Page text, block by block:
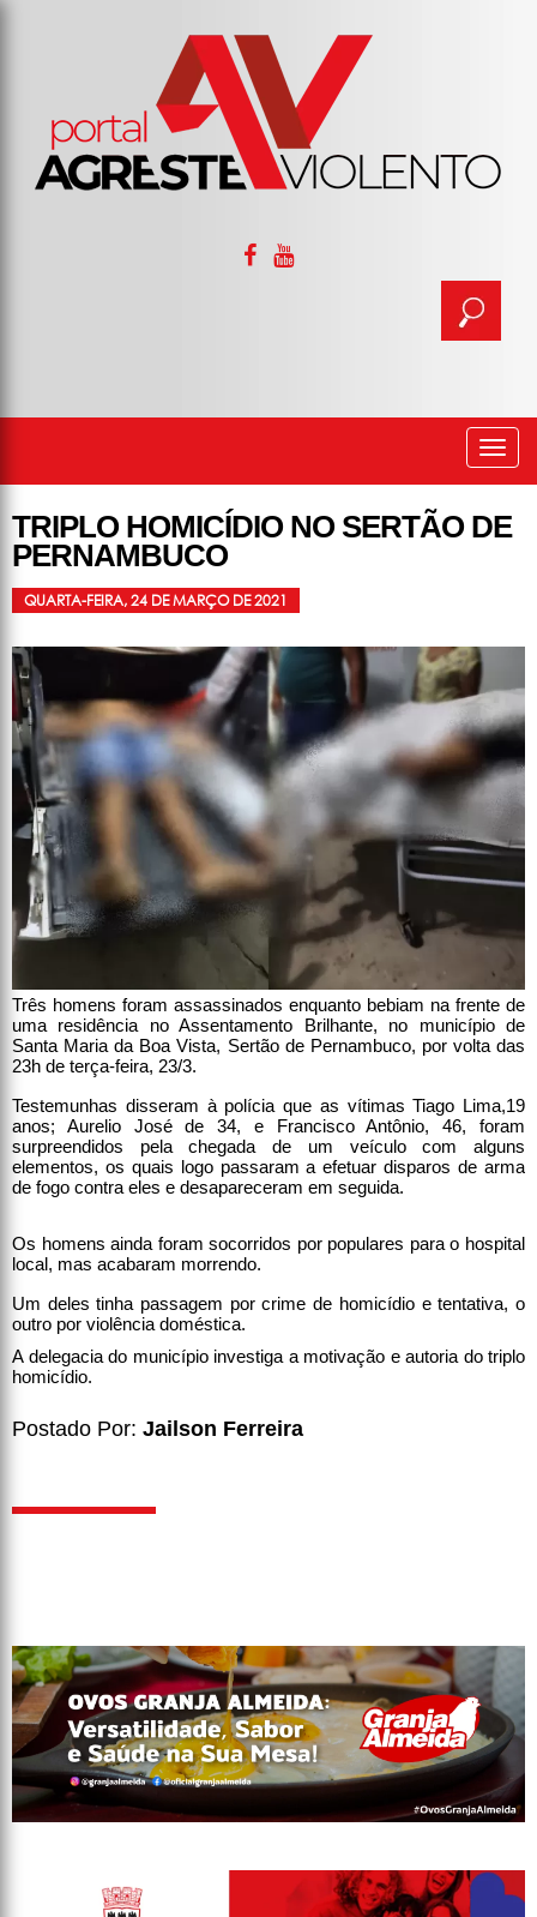
TRIPLO HOMICÍDIO NO SERTÃO DE
PERNAMBUCO
QUARTA-FEIRA, 24 DE MARÇO DE 2021
Três homens foram assassinados enquanto bebiam na frente de
uma residência no Assentamento Brilhante, no município de
Santa Maria da Boa Vista, Sertão de Pernambuco, por volta das
23h de terça-feira, 23/3.
Testemunhas disseram à polícia que as vítimas Tiago Lima,19
anos; Aurelio José de 34, e Francisco Antônio, 46, foram
surpreendidos pela chegada de um veículo com alguns
elementos, os quais logo passaram a efetuar disparos de arma
de fogo contra eles e desapareceram em seguida.
Os homens ainda foram socorridos por populares para o hospital
local, mas acabaram morrendo.
Um deles tinha passagem por crime de homicídio e tentativa, o
outro por violência doméstica.
A delegacia do município investiga a motivação e autoria do triplo
homicídio.
Postado Por: Jailson Ferreira